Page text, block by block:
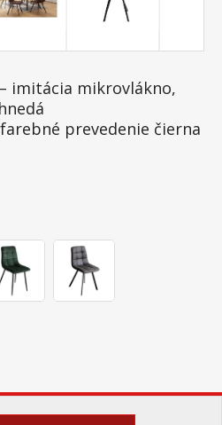
imitácia mikrovlákno,
prevedenie čierna